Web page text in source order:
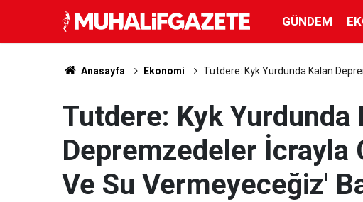
GÜNDEM
Anasayfa Ekonomi Tutdere: Kyk Yurdunda Kalan
Tutdere: Kyk Yurdunda
Depremzedeler İcrayla
Ve Su Vermeyeceğiz'